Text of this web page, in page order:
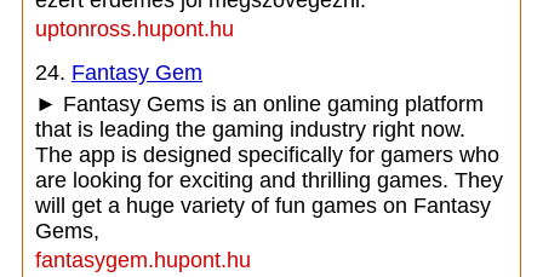
uptonross.hupont.hu
24. Fantasy Gem
► Fantasy Gems is an online gaming platform
that is leading the gaming industry right now.
The app is designed specifically for gamers who
are looking for exciting and thrilling games. They
will get a huge variety of fun games on Fantasy
Gems,
fantasygem.hupont.hu